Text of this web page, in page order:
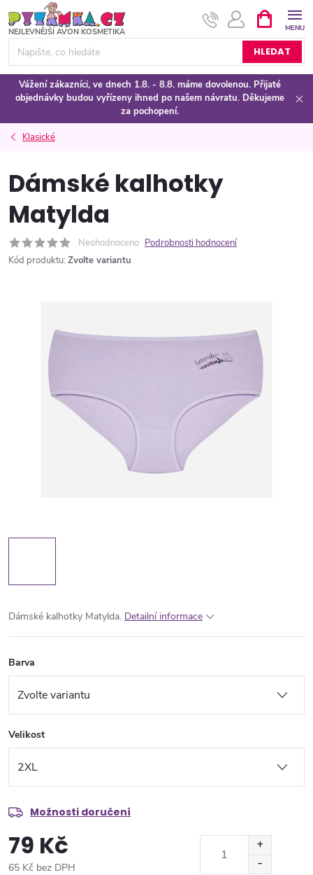
na
obsah
HLEDAT
NÁKUPNÍ
KOŠÍK
Vážení zákazníci, ve dnech 1.8. - 8.8. máme dovolenou. Přijaté
objednávky budou vyřízeny ihned po našem návratu. Děkujeme
za pochopení.
Klasické
Dámské kalhotky
Matylda
Neohodnoceno Podrobnosti hodnocení
Kód produktu: Zvolte variantu
Dámské kalhotky Matylda. Detailní informace
Barva
Velikost
Možnosti doručení
79 Kč
65 Kč bez DPH